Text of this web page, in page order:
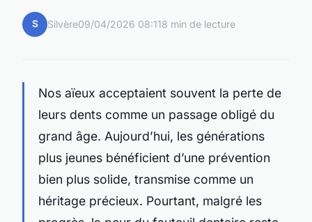
S Silvère09/04/2026 08:118 min de lecture
Nos aïeux acceptaient souvent la perte de
leurs dents comme un passage obligé du
grand âge. Aujourd’hui, les générations
plus jeunes bénéficient d’une prévention
bien plus solide, transmise comme un
héritage précieux. Pourtant, malgré les